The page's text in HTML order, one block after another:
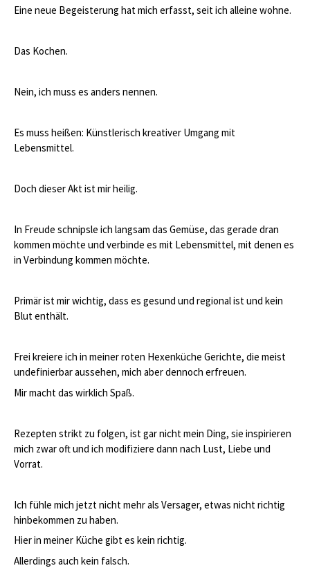
Eine neue Begeisterung hat mich erfasst, seit ich alleine wohne.
Das Kochen.
Nein, ich muss es anders nennen.
Es muss heißen: Künstlerisch kreativer Umgang mit
Lebensmittel.
Doch dieser Akt ist mir heilig.
In Freude schnipsle ich langsam das Gemüse, das gerade dran
kommen möchte und verbinde es mit Lebensmittel, mit denen es
in Verbindung kommen möchte.
Primär ist mir wichtig, dass es gesund und regional ist und kein
Blut enthält.
Frei kreiere ich in meiner roten Hexenküche Gerichte, die meist
undefinierbar aussehen, mich aber dennoch erfreuen.
Mir macht das wirklich Spaß.
Rezepten strikt zu folgen, ist gar nicht mein Ding, sie inspirieren
mich zwar oft und ich modifiziere dann nach Lust, Liebe und
Vorrat.
Ich fühle mich jetzt nicht mehr als Versager, etwas nicht richtig
hinbekommen zu haben.
Hier in meiner Küche gibt es kein richtig.
Allerdings auch kein falsch.